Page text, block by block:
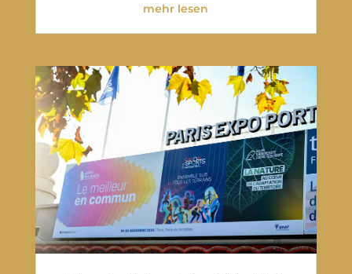
mehr lesen